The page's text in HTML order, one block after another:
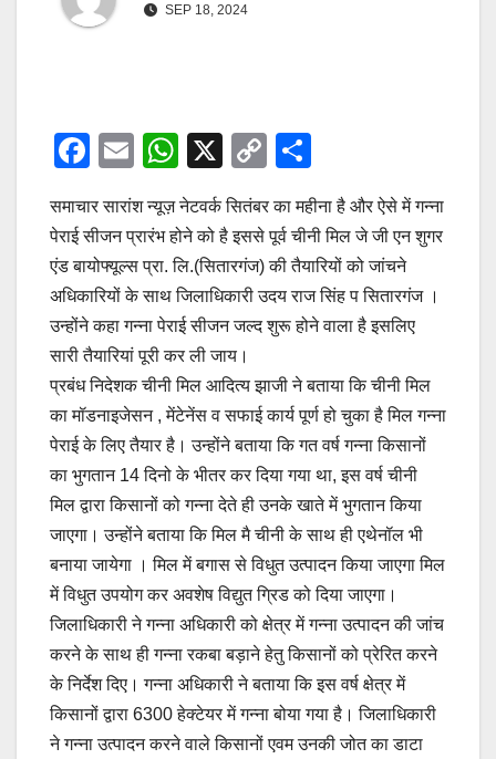
SEP 18, 2024
F
c
e
b
o
o
k
E
ail
W
h
at
s
A
p
p
X
C
p
y
Li
n
ar
e
समाचार सारांश न्यूज़ नेटवर्क सितंबर का महीना है और ऐसे में गन्ना
पेराई सीजन प्रारंभ होने को है इससे पूर्व चीनी मिल जे जी एन शुगर
एंड बायोफ्यूल्स प्रा. लि.(सितारगंज) की तैयारियों को जांचने
अधिकारियों के साथ जिलाधिकारी उदय राज सिंह प सितारगंज ।
उन्होंने कहा गन्ना पेराई सीजन जल्द शुरू होने वाला है इसलिए
सारी तैयारियां पूरी कर ली जाय।
प्रबंध निदेशक चीनी मिल आदित्य झाजी ने बताया कि चीनी मिल
का मॉडनाइजेसन , मेंटेनेंस व सफाई कार्य पूर्ण हो चुका है मिल गन्ना
पेराई के लिए तैयार है। उन्होंने बताया कि गत वर्ष गन्ना किसानों
का भुगतान 14 दिनो के भीतर कर दिया गया था, इस वर्ष चीनी
मिल द्वारा किसानों को गन्ना देते ही उनके खाते में भुगतान किया
जाएगा। उन्होंने बताया कि मिल मै चीनी के साथ ही एथेनॉल भी
बनाया जायेगा । मिल में बगास से विधुत उत्पादन किया जाएगा मिल
में विधुत उपयोग कर अवशेष विद्युत ग्रिड को दिया जाएगा।
जिलाधिकारी ने गन्ना अधिकारी को क्षेत्र में गन्ना उत्पादन की जांच
करने के साथ ही गन्ना रकबा बड़ाने हेतु किसानों को प्रेरित करने
के निर्देश दिए। गन्ना अधिकारी ने बताया कि इस वर्ष क्षेत्र में
किसानों द्वारा 6300 हेक्टेयर में गन्ना बोया गया है। जिलाधिकारी
ने गन्ना उत्पादन करने वाले किसानों एवम उनकी जोत का डाटा